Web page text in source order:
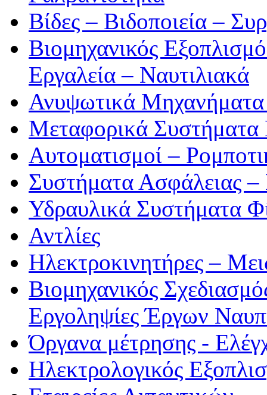
Βίδες – Βιδοποιεία –
Βιομηχανικός
Εργαλεία – Ναυτιλιακά
Ανυψωτικά Μηχανήματα
Μεταφορικά
Αυτοματισμοί –
Συστήματα Ασφάλειας –
Υδραυλικά Συστήματα
Αντλίες
Ηλεκτροκινητήρες –
Βιομηχανικός
Εργοληψίες Έργων
Όργανα μέτρησης -
Ηλεκτρολογικός